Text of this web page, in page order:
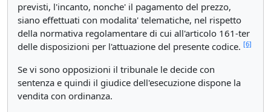
previsti, l'incanto, nonche' il pagamento del prezzo,
siano effettuati con modalita' telematiche, nel rispetto
della normativa regolamentare di cui all'articolo 161-ter
delle disposizioni per l'attuazione del presente codice. [6]
Se vi sono opposizioni il tribunale le decide con
sentenza e quindi il giudice dell'esecuzione dispone la
vendita con ordinanza.